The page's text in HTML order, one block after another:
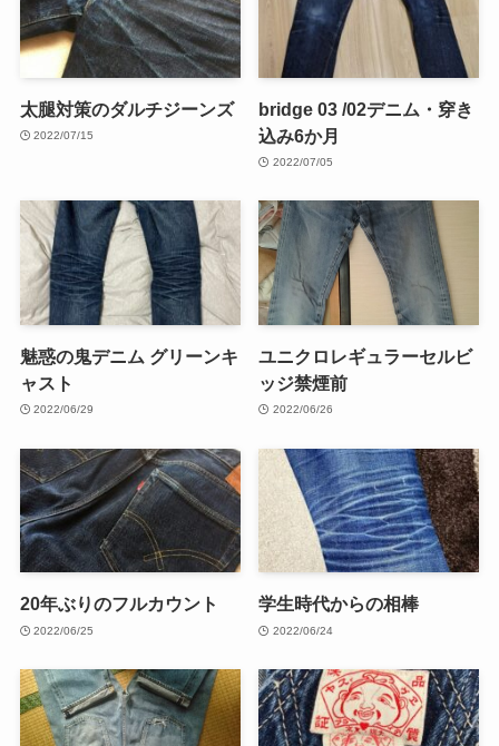
太腿対策のダルチジーンズ
2022/07/15
bridge 03 /02デニム・穿き
込み6か月
2022/07/05
魅惑の鬼デニム グリーンキ
ャスト
2022/06/29
ユニクロレギュラーセルビ
ッジ禁煙前
2022/06/26
20年ぶりのフルカウント
2022/06/25
学生時代からの相棒
2022/06/24